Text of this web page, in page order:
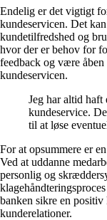
Endelig er det vigtigt
kundeservicen. Det
kundetilfredshed og
hvor der er behov for
feedback og være
kundeservicen.
Jeg har altid haft
kundeservice.
til at løse
For at opsummere er
Ved at uddanne
personlig og
banken sikre en
kunderelationer.